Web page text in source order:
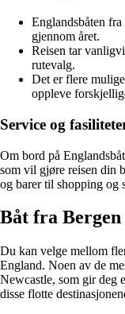
Englandsbåten
gjennom året.
Reisen tar
rutevalg.
Det er flere
oppleve
Service og
Om bord på
som vil gjøre reisen din
og barer til shopping og
Båt fra
Du kan velge mellom
England. Noen av de
Newcastle, som gir deg
disse flotte